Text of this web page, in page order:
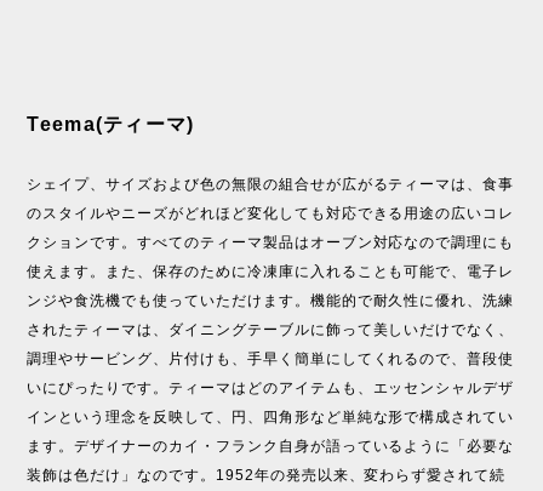
Teema(ティーマ)
シェイプ、サイズおよび色の無限の組合せが広がるティーマは、食事
のスタイルやニーズがどれほど変化しても対応できる用途の広いコレ
クションです。すべてのティーマ製品はオーブン対応なので調理にも
使えます。また、保存のために冷凍庫に入れることも可能で、電子レ
ンジや食洗機でも使っていただけます。機能的で耐久性に優れ、洗練
されたティーマは、ダイニングテーブルに飾って美しいだけでなく、
調理やサービング、片付けも、手早く簡単にしてくれるので、普段使
いにぴったりです。ティーマはどのアイテムも、エッセンシャルデザ
インという理念を反映して、円、四角形など単純な形で構成されてい
ます。デザイナーのカイ・フランク自身が語っているように「必要な
装飾は色だけ」なのです。1952年の発売以来、変わらず愛されて続